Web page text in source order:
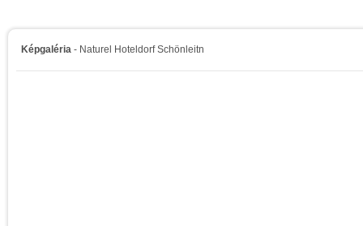
Képgaléria - Naturel Hoteldorf Schönleitn